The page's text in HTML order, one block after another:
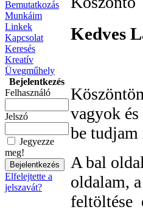
Bemutatkozás
Munkáim
Linkek
Kapcsolat
Keresés
Kreatív
Üvegműhely
Bejelentkezés
Felhasználó
Jelszó
Jegyezze
meg!
Elfelejtette a
jelszavát?
Kedves
vagyok
be
A bal
oldalam,
feltöltése